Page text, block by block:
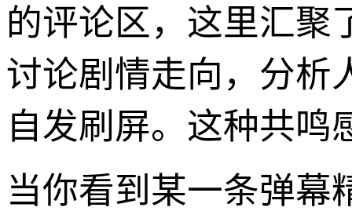
的评论区，这里汇聚
讨论剧情走向，分析
自发刷屏。这种共鸣
当你看到某一条弹幕